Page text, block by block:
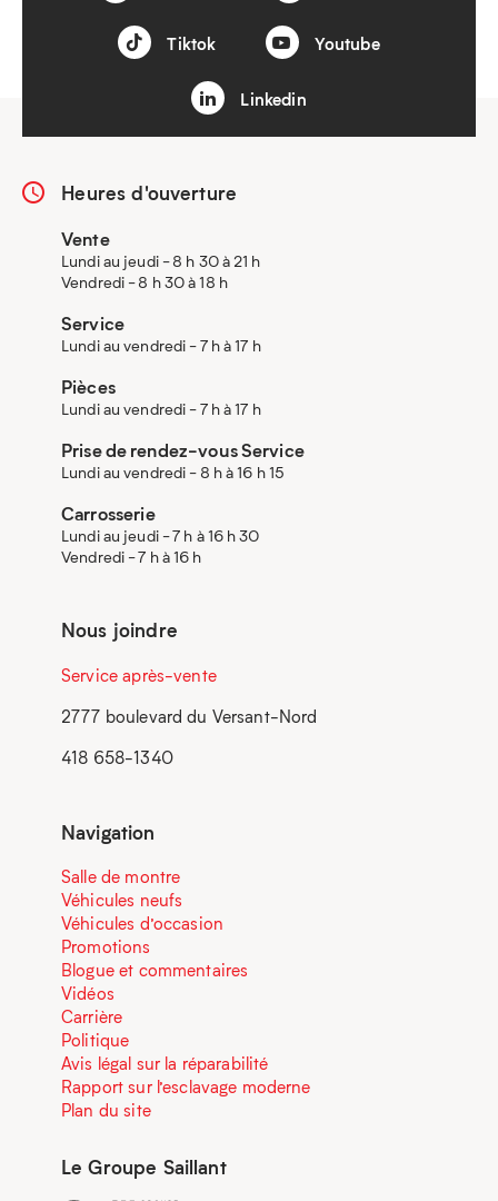
Tiktok Youtube
Linkedin
Heures d'ouverture
Vente
Lundi au jeudi - 8 h 30 à 21 h
Vendredi - 8 h 30 à 18 h
Service
Lundi au vendredi - 7 h à 17 h
Pièces
Lundi au vendredi - 7 h à 17 h
Prise de rendez-vous Service
Lundi au vendredi - 8 h à 16 h 15
Carrosserie
Lundi au jeudi - 7 h à 16 h 30
Vendredi - 7 h à 16 h
Nous joindre
Service après-vente
2777 boulevard du Versant-Nord
418 658-1340
Navigation
Salle de montre
Véhicules neufs
Véhicules d’occasion
Promotions
Blogue et commentaires
Vidéos
Carrière
Politique
Avis légal sur la réparabilité
Rapport sur l’esclavage moderne
Plan du site
Le Groupe Saillant